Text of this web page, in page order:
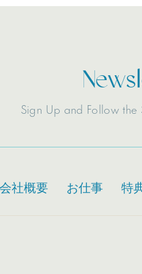
Sign Up and Follow
会社概要 お仕事 特